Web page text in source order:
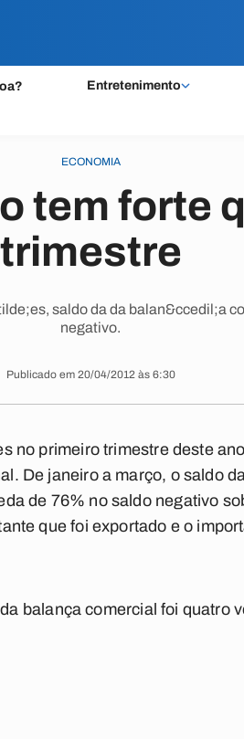
Entretenimento
ECONOMIA
tem forte
trimestre
saldo da da balan&ccedil;a
negativo.
Publicado em 20/04/2012 às 6:30
no primeiro trimestre deste
De janeiro a março, o saldo
de 76% no saldo negativo
que foi exportado e o
balança comercial foi quatro